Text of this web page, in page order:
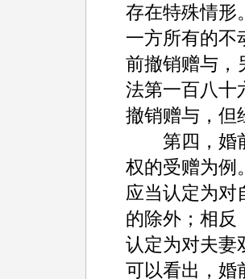
存在特殊情形
一方所有的不
前撤销赠与，
法第一百八十
撤销赠与，但
第四，婚前
权的受赠为例
应当认定为对
的除外；相反
认定为对夫妻
可以看出，婚